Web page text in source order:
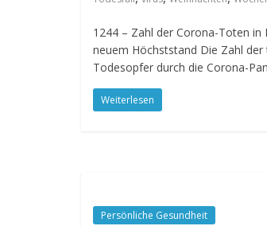
1244 – Zahl der Corona-Toten in
neuem Höchststand Die Zahl der
Todesopfer durch die Corona-
Weiterlesen
Persönliche Gesundheit